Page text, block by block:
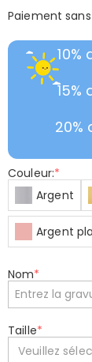
Paiement
20%
Couleur:*
Argent
Argent
Nom*
Taille*
Veuillez